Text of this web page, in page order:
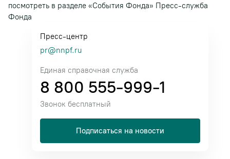
посмотреть в разделе «События Фонда» Пресс-служба
Фонда
Пресс-центр
pr@nnpf.ru
Единая справочная служба
8 800 555-999-1
Звонок бесплатный
Подписаться на новости